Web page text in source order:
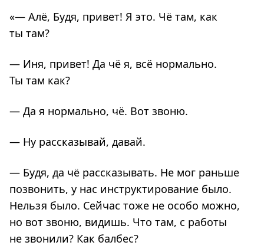
«— Алё, Будя, привет! Я это. Чё там, как
ты там?
— Иня, привет! Да чё я, всё нормально.
Ты там как?
— Да я нормально, чё. Вот звоню.
— Ну рассказывай, давай.
— Будя, да чё рассказывать. Не мог раньше
позвонить, у нас инструктирование было.
Нельзя было. Сейчас тоже не особо можно,
но вот звоню, видишь. Что там, с работы
не звонили? Как балбес?